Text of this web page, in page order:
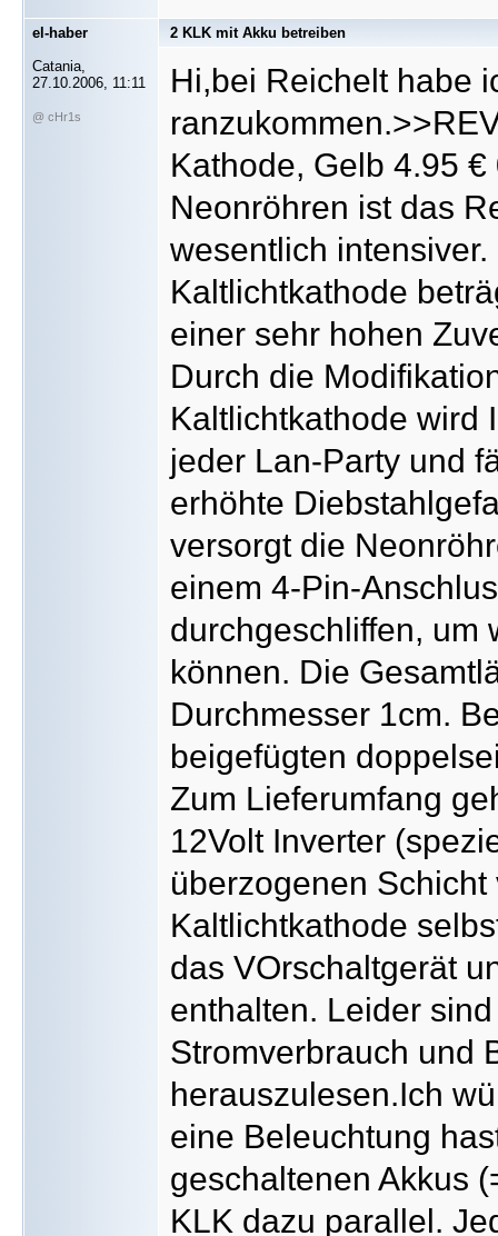
el-haber
Catania,
27.10.2006, 11:11
@ cHr1s
2 KLK mit Akku betreiben
Hi,bei Reichelt habe
Kathode, Gelb 4.95
Neonröhren ist das
wesentlich
Kaltlichtkathode
einer sehr hohen
Durch die
Kaltlichtkathode wird
jeder Lan-Party und
erhöhte
versorgt die
einem 4-Pin-
durchgeschliffen, um
können. Die
Durchmesser 1cm.
beigefügten
Zum Lieferumfang
12Volt Inverter
überzogenen
Kaltlichtkathode
das VOrschaltgerät
enthalten. Leider
Stromverbrauch und
herauszulesen.Ich
eine Beleuchtung
geschaltenen Akkus
KLK dazu parallel.